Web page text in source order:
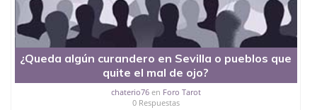
¿Queda algún curandero en Sevilla o pueblos que
quite el mal de ojo?
chaterio76en Foro Tarot
0 Respuestas